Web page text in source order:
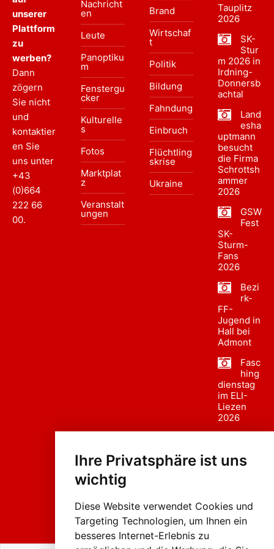
Ihre Privatsphäre ist uns
wichtig
Diese Website verwendet Cookies und
Targeting Technologien, um Ihnen ein
besseres Internet-Erlebnis zu
unserer
Plattform
zu
werben?
Dann
zögern
Sie nicht
und
kontaktier
en Sie
uns unter
+43
(0)664
222 66
00.
Nachricht
en
Leute
Panoptiku
m
Fenstergu
cker
Kulturelle
s
Fotos
Marktplat
z
Veranstalt
ungen
Brand
Wirtschaf
t
Politik
Bildung
Fahndung
Einbruch
Flüchtling
skrise
Ukraine
Tauplitz
2026
SK-
Stur
m 2026 in
Irdning-
Donnersb
achtal
Land
esha
uptmann
besucht
die Firma
Schrottsh
ammer
2026
GSW
Fest
SK-
Sturm-
Fans
2026
Bezi
rk-
FF-
Jugend in
Hall bei
Admont
Fasc
hing
dienstag
im ELI-
Liezen
2026
sumzug
Liezen